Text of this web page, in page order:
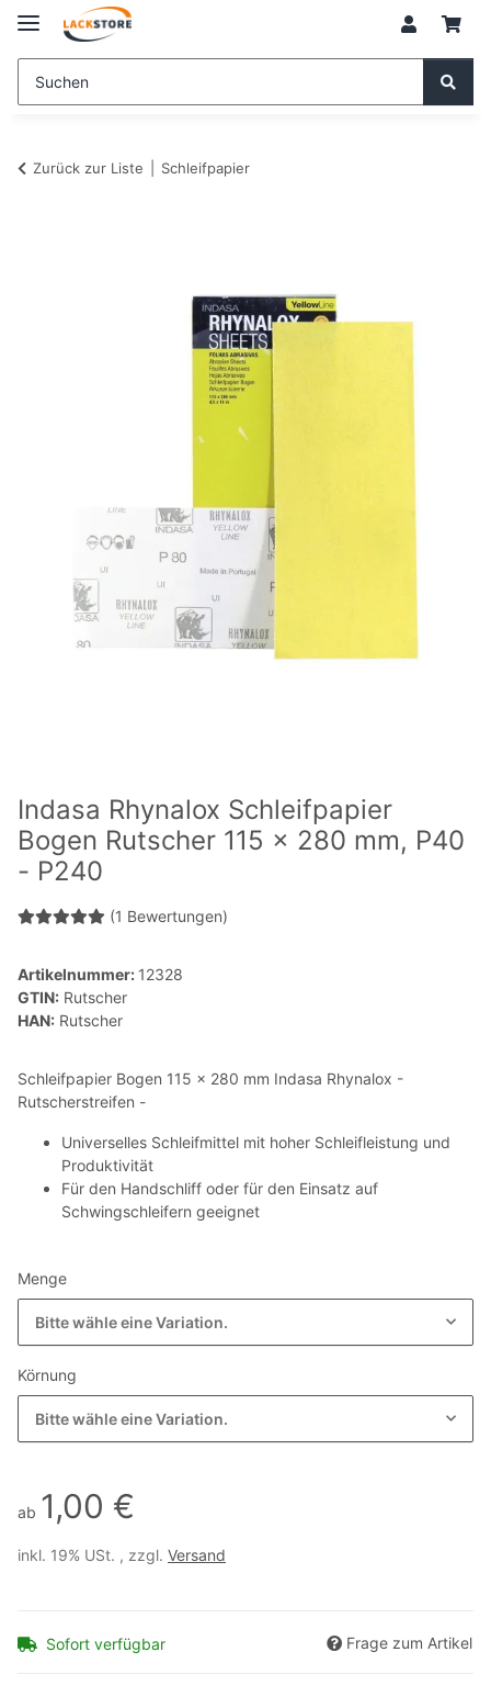
Zurück zur Liste Schleifpapier
Indasa Rhynalox Schleifpapier
Bogen Rutscher 115 x 280 mm, P40
- P240
(1 Bewertungen)
Artikelnummer: 12328
GTIN: Rutscher
HAN: Rutscher
Schleifpapier Bogen 115 x 280 mm Indasa Rhynalox -
Rutscherstreifen -
Universelles Schleifmittel mit hoher Schleifleistung und
Produktivität
Für den Handschliff oder für den Einsatz auf
Schwingschleifern geeignet
Menge
Bitte wähle eine Variation.
Körnung
Bitte wähle eine Variation.
ab 1,00 €
inkl. 19% USt. , zzgl. Versand
Sofort verfügbar Frage zum Artikel